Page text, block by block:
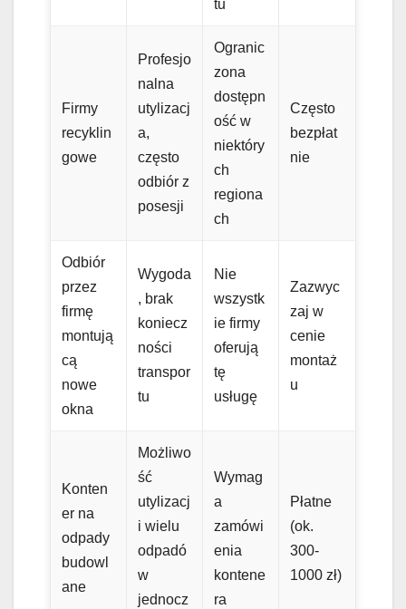
tu
Firmy
recyklin
gowe
Profesjo
nalna
utylizacj
a,
często
odbiór z
posesji
Ogranic
zona
dostępn
ość w
niektóry
ch
regiona
ch
Często
bezpłat
nie
Odbiór
przez
firmę
montują
cą
nowe
okna
Wygoda
, brak
koniecz
ności
transpor
tu
Nie
wszystk
ie firmy
oferują
tę
usługę
Zazwyc
zaj w
cenie
montaż
u
Konten
er na
odpady
budowl
ane
Możliwo
ść
utylizacj
i wielu
odpadó
w
jednocz
Wymag
a
zamówi
enia
kontene
ra
Płatne
(ok.
300-
1000 zł)